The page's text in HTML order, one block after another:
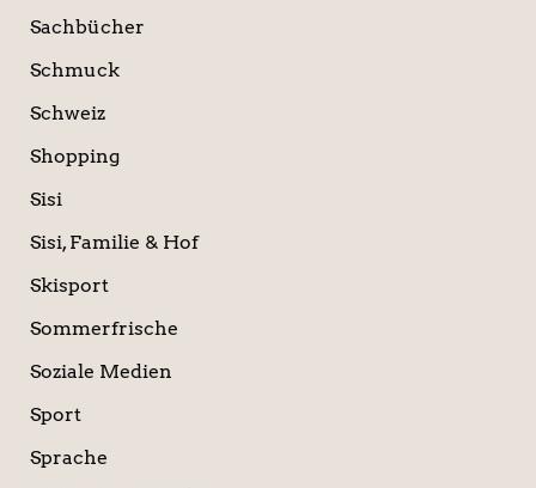
Sachbücher
Schmuck
Schweiz
Shopping
Sisi
Sisi, Familie & Hof
Skisport
Sommerfrische
Soziale Medien
Sport
Sprache